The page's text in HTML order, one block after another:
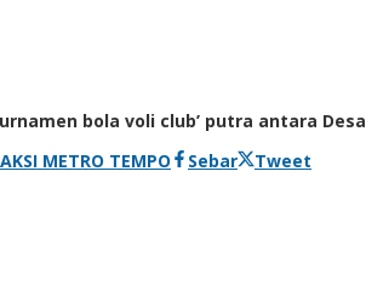
bola voli club’ putra antara
METRO TEMPO Sebar
Tweet